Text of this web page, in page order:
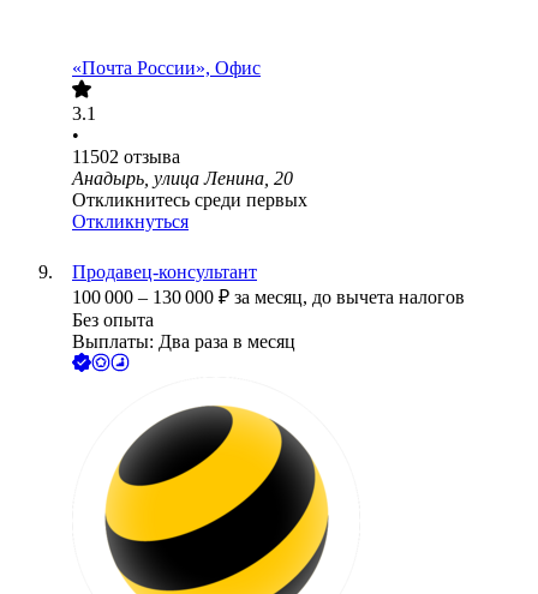
«Почта России», Офис
3.1
•
11502 отзыва
Анадырь, улица Ленина, 20
Откликнитесь среди первых
Откликнуться
Продавец-консультант
100 000 – 130 000 ₽ за месяц, до вычета налогов
Без опыта
Выплаты: Два раза в месяц